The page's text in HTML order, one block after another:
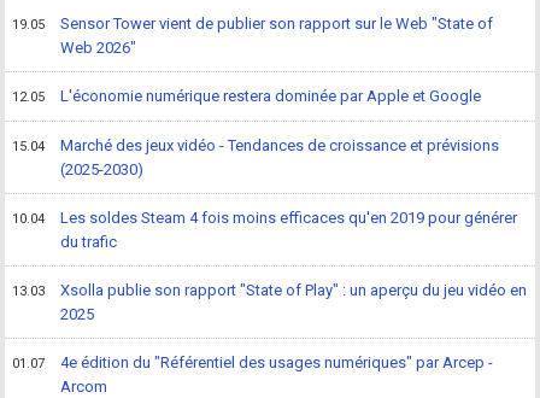
19.05
Sensor Tower vient de publier son rapport sur le Web "State of
Web 2026"
12.05 L'économie numérique restera dominée par Apple et Google
15.04
Marché des jeux vidéo - Tendances de croissance et prévisions
(2025-2030)
10.04
Les soldes Steam 4 fois moins efficaces qu'en 2019 pour générer
du trafic
13.03
Xsolla publie son rapport "State of Play" : un aperçu du jeu vidéo en
2025
01.07
4e édition du "Référentiel des usages numériques" par Arcep -
Arcom